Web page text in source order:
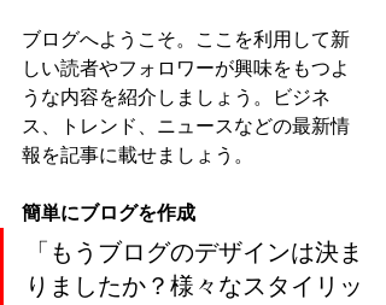
ブログへようこそ。ここを利用して新
しい読者やフォロワーが興味をもつよ
うな内容を紹介しましょう。ビジネ
ス、トレンド、ニュースなどの最新情
報を記事に載せましょう。
簡単にブログを作成
「もうブログのデザインは決ま
りましたか？様々なスタイリッ